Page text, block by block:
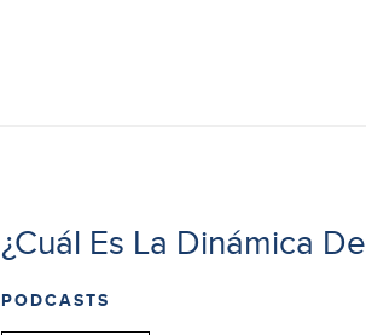
¿Cuál Es La Dinámica
PODCASTS